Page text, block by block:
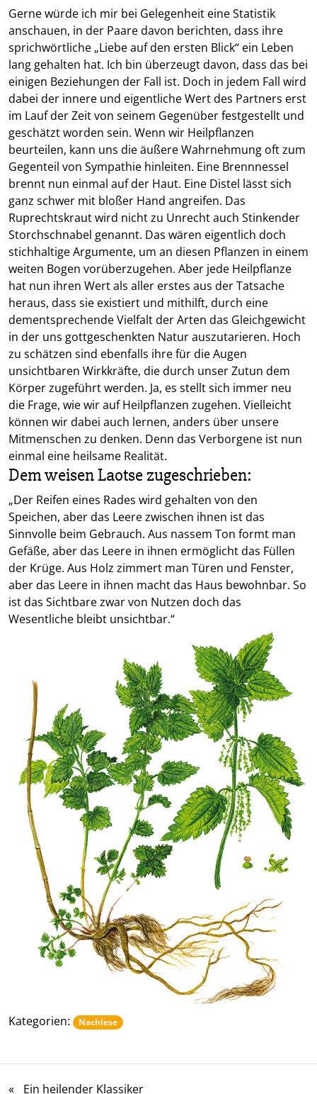
Gerne würde ich mir bei Gelegenheit eine Statistik
anschauen, in der Paare davon berichten, dass ihre
sprichwörtliche „Liebe auf den ersten Blick“ ein Leben
lang gehalten hat. Ich bin überzeugt davon, dass das bei
einigen Beziehungen der Fall ist. Doch in jedem Fall wird
dabei der innere und eigentliche Wert des Partners erst
im Lauf der Zeit von seinem Gegenüber festgestellt und
geschätzt worden sein. Wenn wir Heilpflanzen
beurteilen, kann uns die äußere Wahrnehmung oft zum
Gegenteil von Sympathie hinleiten. Eine Brennnessel
brennt nun einmal auf der Haut. Eine Distel lässt sich
ganz schwer mit bloßer Hand angreifen. Das
Ruprechtskraut wird nicht zu Unrecht auch Stinkender
Storchschnabel genannt. Das wären eigentlich doch
stichhaltige Argumente, um an diesen Pflanzen in einem
weiten Bogen vorüberzugehen. Aber jede Heilpflanze
hat nun ihren Wert als aller erstes aus der Tatsache
heraus, dass sie existiert und mithilft, durch eine
dementsprechende Vielfalt der Arten das Gleichgewicht
in der uns gottgeschenkten Natur auszutarieren. Hoch
zu schätzen sind ebenfalls ihre für die Augen
unsichtbaren Wirkkräfte, die durch unser Zutun dem
Körper zugeführt werden. Ja, es stellt sich immer neu
die Frage, wie wir auf Heilpflanzen zugehen. Vielleicht
können wir dabei auch lernen, anders über unsere
Mitmenschen zu denken. Denn das Verborgene ist nun
einmal eine heilsame Realität.
Dem weisen Laotse zugeschrieben:
„Der Reifen eines Rades wird gehalten von den
Speichen, aber das Leere zwischen ihnen ist das
Sinnvolle beim Gebrauch. Aus nassem Ton formt man
Gefäße, aber das Leere in ihnen ermöglicht das Füllen
der Krüge. Aus Holz zimmert man Türen und Fenster,
aber das Leere in ihnen macht das Haus bewohnbar. So
ist das Sichtbare zwar von Nutzen doch das
Wesentliche bleibt unsichtbar.“
Kategorien: Nachlese
« Ein heilender Klassiker